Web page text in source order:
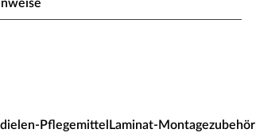
Linie bietet eine überzeugende Auswahl!
Pflegemittel Laminat-Montagezubehör